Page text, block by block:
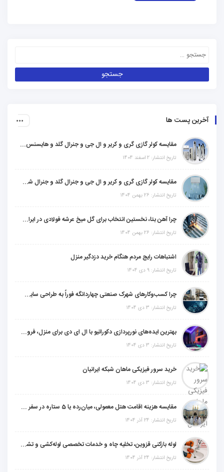
آخرین پست ها
مقایسه کولر گازی گری و کریر و ال جی و جنرال گلد و هایسنس و مدیا و اجنرال
تاریخ انتشار: 2 اسفند 1404
مقایسه کولر گازی گری و کریر و ال جی و جنرال گلد و جنرال شکار و سامسونگ و یونیوا
تاریخ انتشار: 26 بهمن 1404
چرا آهن بتا، نخستین انتخاب برای گل میخ عرشه فولادی در ایران است؟
تاریخ انتشار: 26 بهمن 1404
اشتباهات رایج مردم هنگام خرید دزدگیر منزل
تاریخ انتشار: 9 دی 1404
چرا کسب‌وکارهای شهرک صنعتی چهاردانگه فوراً به طراحی سایت نیاز دارند؟
تاریخ انتشار: 3 دی 1404
بهترین ایده‌های نورپردازی دکوراتیو با ال ای دی برای منزل، فروشگاه و دفتر کار
تاریخ انتشار: 3 دی 1404
خرید سرور فیزیکی ماهان شبکه ایرانیان
تاریخ انتشار: 3 دی 1404
مقایسه هزینه اقامت هتل معمولی، میان‌رده یا 5 ستاره در سفر زیارتی عراق
تاریخ انتشار: 24 آذر 1404
لوله بازکنی قزوین، تخلیه چاه و خدمات تخصصی لوله‌کشی و تشخیص ترکیدگی
تاریخ انتشار: 24 آذر 1404